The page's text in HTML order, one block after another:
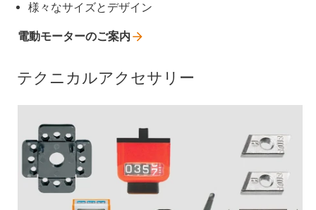
様々なサイズとデザイン
電動モーターのご案内
テクニカルアクセサリー